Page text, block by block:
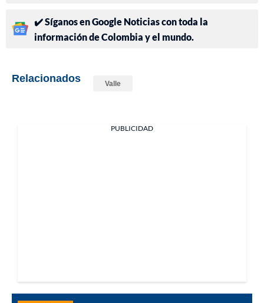
✔️ Síganos en Google Noticias con toda la
información de Colombia y el mundo.
Relacionados Valle
PUBLICIDAD